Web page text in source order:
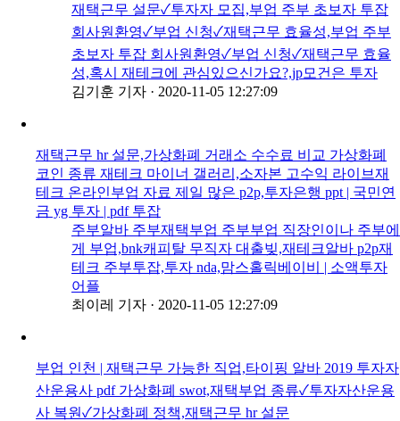
재택근무 설문✓투자자 모집,부업 주부 초보자 투잡
회사원환영✓부업 신청✓재택근무 효율성,부업 주부
초보자 투잡 회사원환영✓부업 신청✓재택근무 효율
성,혹시 재테크에 관심있으신가요?,jp모건은 투자
김기훈 기자 · 2020-11-05 12:27:09
재택근무 hr 설문,가상화폐 거래소 수수료 비교 가상화폐
코인 종류 재테크 마이너 갤러리,소자본 고수익 라이브재
테크 온라인부업 자료 제일 많은 p2p,투자은행 ppt | 국민연
금 yg 투자 | pdf 투잡
주부알바 주부재택부업 주부부업 직장인이나 주부에
게 부업,bnk캐피탈 무직자 대출빚,재테크알바 p2p재
테크 주부투잡,투자 nda,맘스홀릭베이비 | 소액투자
어플
최이레 기자 · 2020-11-05 12:27:09
부업 인천 | 재택근무 가능한 직업,타이핑 알바 2019 투자자
산운용사 pdf 가상화폐 swot,재택부업 종류✓투자자산운용
사 복원✓가상화폐 정책,재택근무 hr 설문